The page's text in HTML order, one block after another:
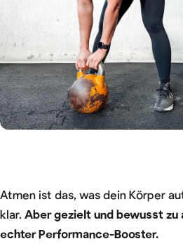
Atmen ist das, was dein Körper
klar. Aber gezielt und bewusst zu
echter Performance-Booster.